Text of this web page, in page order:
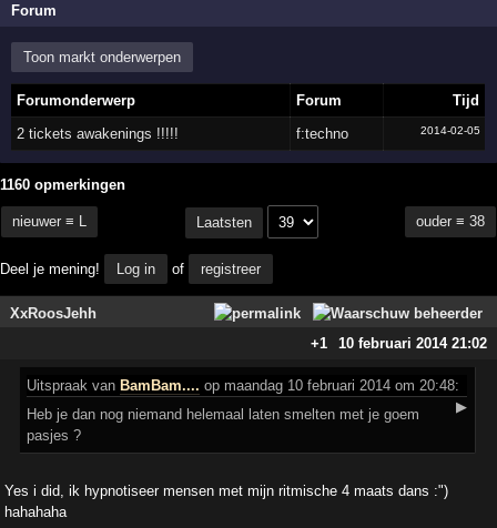
Forum
Toon markt onderwerpen
Forumonderwerp Forum
Tijd
2 tickets awakenings !!!!!
f:techno 2014-02-05
1160 opmerkingen
nieuwer ≡ L Laatsten ouder ≡ 38
Deel je mening! Log in of registreer
XxRoosJehh
+1
10 februari 2014 21:02
Uitspraak vanBamBam.... op maandag 10 februari 2014 om 20:48:
▶
Heb je dan nog niemand helemaal laten smelten met je goem
pasjes ?
Yes i did, ik hypnotiseer mensen met mijn ritmische 4 maats dans :")
hahahaha